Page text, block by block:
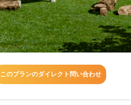
このプランのダイレクト問い合わせ